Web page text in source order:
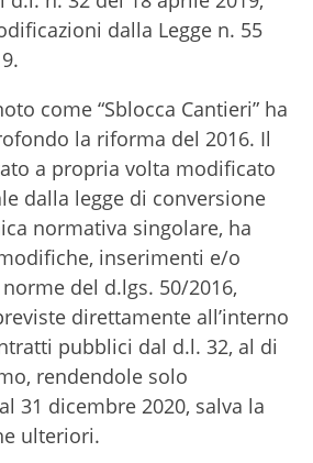
dalla Legge n. 55
come “Sblocca Cantieri” ha
la riforma del 2016. Il
a propria volta modificato
dalla legge di conversione
normativa singolare, ha
inserimenti e/o
del d.lgs. 50/2016,
direttamente all’interno
pubblici dal d.l. 32, al di
rendendole solo
31 dicembre 2020, salva la
ulteriori.